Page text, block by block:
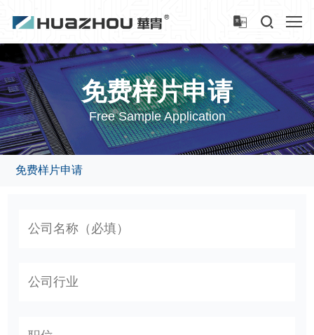
免费样片申请
Free Sample Application
免费样片申请